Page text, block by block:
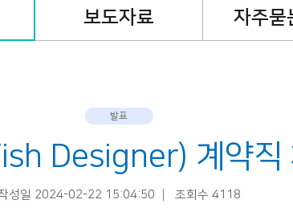
보도자료 자주묻
발표
Designer) 계약직
성일 2024-02-22 15:04:50 조회수 4118